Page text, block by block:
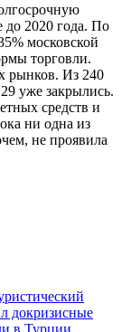
до 2020 года. По
московской
торговли.
рынков. Из 240
уже закрылись.
средств и
ни одна из
не проявила
докризисные
в Турции,